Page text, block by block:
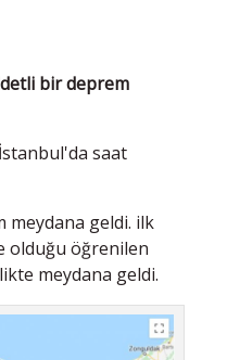
bir deprem
saat
meydana geldi. ilk
olduğu öğrenilen
meydana geldi.